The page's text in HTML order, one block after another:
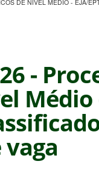
DE NÍVEL MÉDIO - EJA/
-
Médio